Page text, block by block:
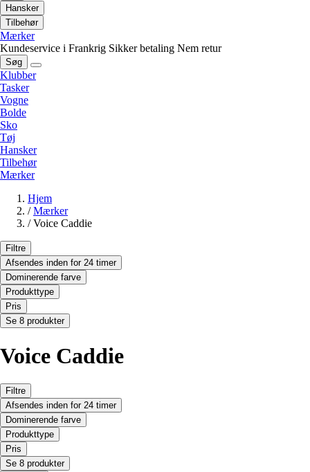
Hansker
Tilbehør
Mærker
Kundeservice i Frankrig Sikker betaling Nem retur
Søg
Klubber
Tasker
Vogne
Bolde
Sko
Tøj
Hansker
Tilbehør
Mærker
Hjem
/ Mærker
/ Voice Caddie
Filtre
Afsendes inden for 24 timer
Dominerende farve
Produkttype
Pris
Se 8 produkter
Voice Caddie
Filtre
Afsendes inden for 24 timer
Dominerende farve
Produkttype
Pris
Se 8 produkter